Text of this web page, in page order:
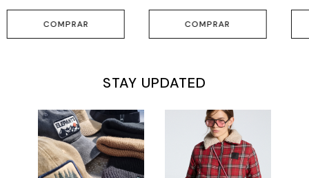
COMPRAR COMPRAR
STAY UPDATED